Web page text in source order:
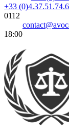
+33
0112
18:00